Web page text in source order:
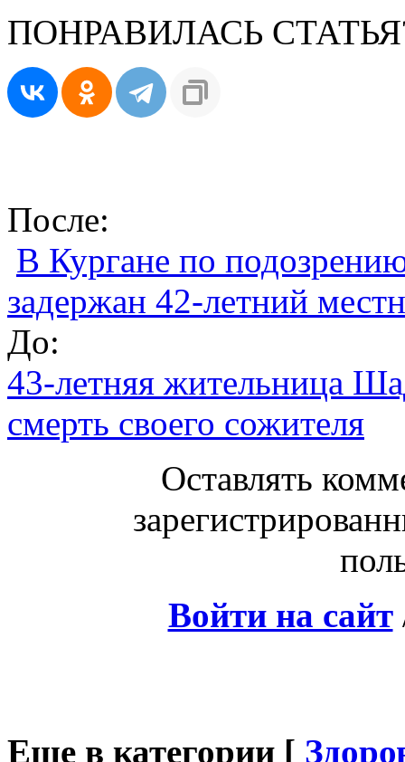
ПОНРАВИЛАСЬ
После:
В Кургане по
задержан 42-летний
До:
43-летняя жительница
смерть своего сожителя
Оставлять
Войти на сайт
Еще в категории [